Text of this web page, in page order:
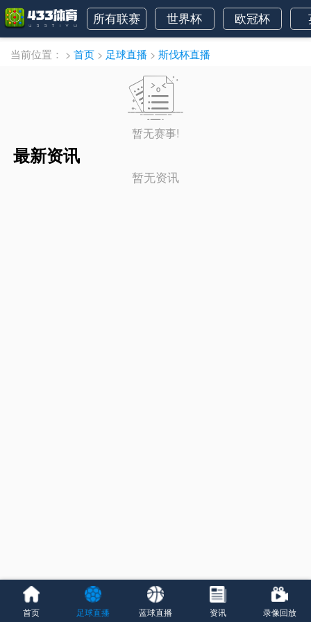
所有联赛 世界杯 欧冠杯
当前位置： > 首页 > 足球直播 > 斯伐杯直播
暂无赛事!
最新资讯
暂无资讯
首页 足球直播 蓝球直播 资讯 录像回放